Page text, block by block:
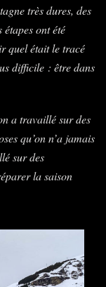
très dures, des
ont été
quel était le tracé
difficile : être dans
a travaillé sur des
qu’on n’a jamais
sur des
la saison